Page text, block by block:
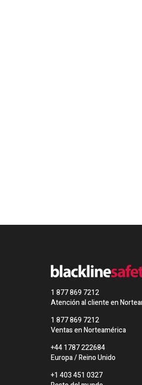
1 877 869 7212
Atención al cliente en
1 877 869 7212
Ventas en Norteamérica
+44 1787 222684
Europa / Reino Unido
+1 403 451 0327